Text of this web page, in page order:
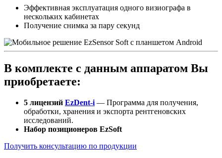
Эффективная эксплуатация одного визиографа в
нескольких кабинетах
Получение снимка за пару секунд
В комплекте с данным аппаратом Вы
приобретаете:
5 лицензий EzDent-i — Программа для получения,
обработки, хранения и экспорта рентгеновских
исследований.
Набор позиционеров EzSoft
Получить консультацию по продукции